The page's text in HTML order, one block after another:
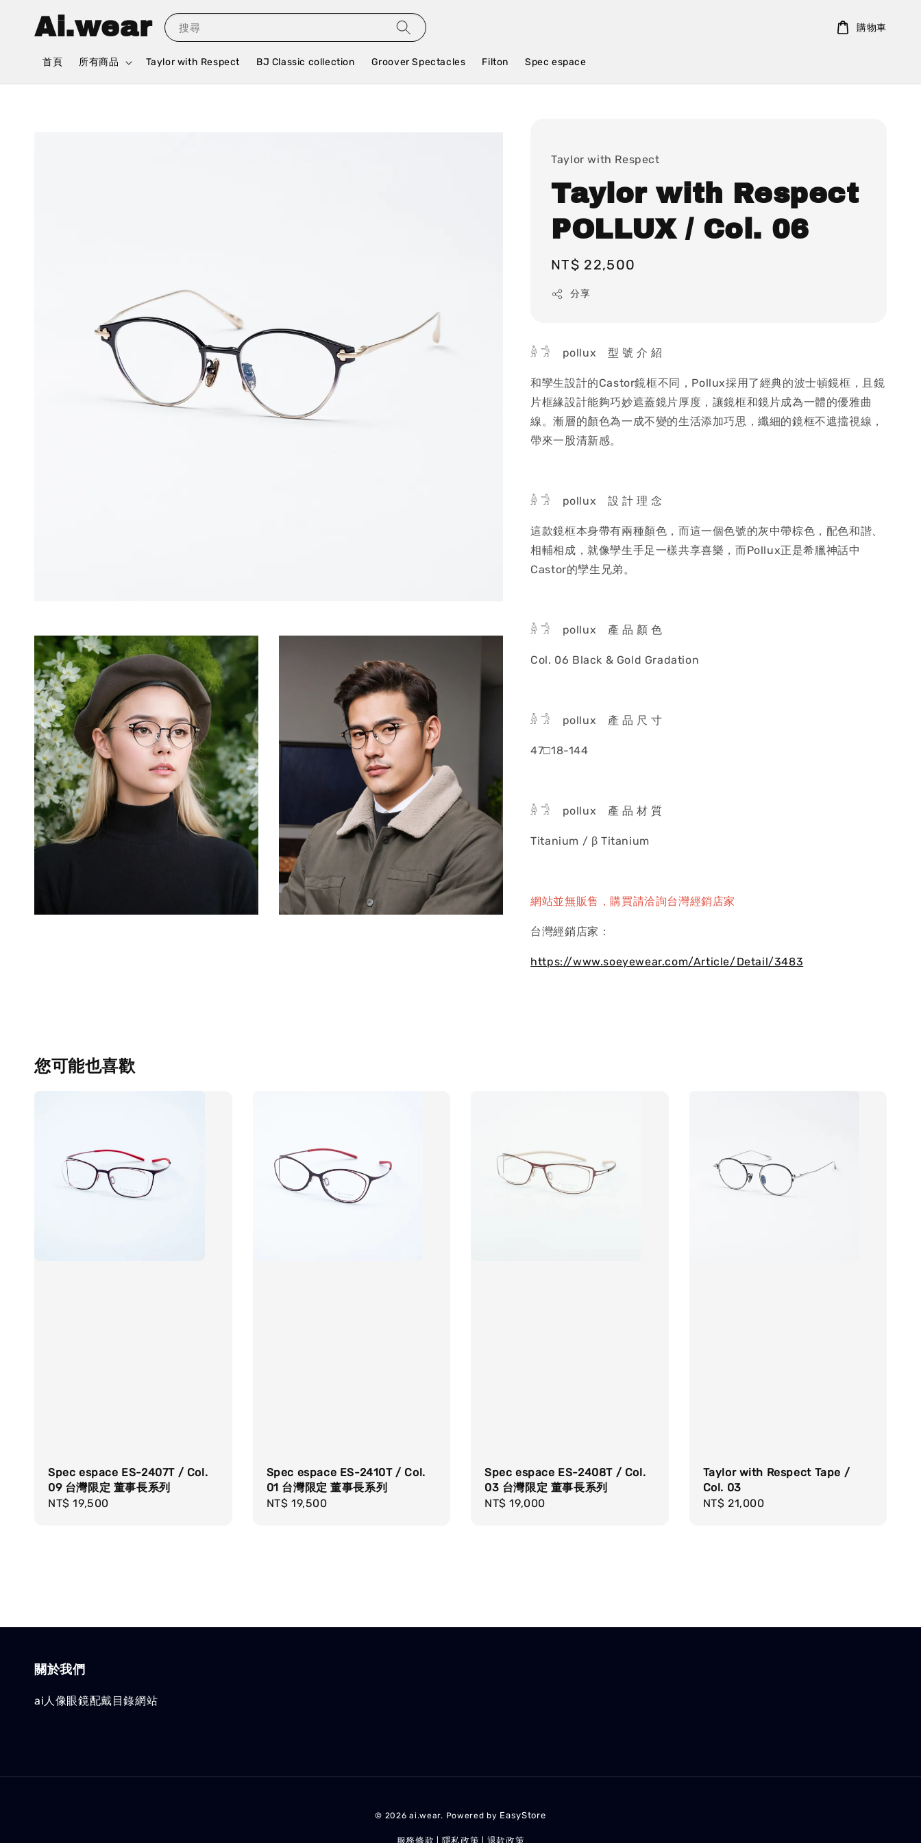
Ai.wear 搜尋
首頁 所有商品 Taylor with Respect BJ Classic collection Groover Spectacles Filton Spec espace
購物車
Taylor with Respect
Taylor with Respect
POLLUX / Col. 06
Regular
price
NT$ 22,500
分享
𓁆 𓀞 pollux 型 號 介 紹
和孿生設計的Castor鏡框不同，Pollux採用了經典的波士頓鏡框，且鏡
片框緣設計能夠巧妙遮蓋鏡片厚度，讓鏡框和鏡片成為一體的優雅曲
線。漸層的顏色為一成不變的生活添加巧思，纖細的鏡框不遮擋視線，
帶來一股清新感。
𓁆 𓀞 pollux 設 計 理 念
這款鏡框本身帶有兩種顏色，而這一個色號的灰中帶棕色，配色和諧、
相輔相成，就像孿生手足一樣共享喜樂，而Pollux正是希臘神話中
Castor的孿生兄弟。
𓁆 𓀞 pollux 產 品 顏 色
Col. 06 Black & Gold Gradation
𓁆 𓀞 pollux 產 品 尺 寸
47□18-144
𓁆 𓀞 pollux 產 品 材 質
Titanium / β Titanium
網站並無販售，購買請洽詢台灣經銷店家
台灣經銷店家：
https://www.soeyewear.com/Article/Detail/3483
您可能也喜歡
Spec espace ES-2407T / Col.
09 台灣限定 董事長系列
Regular
NT$ 19,500
Spec espace ES-2410T / Col.
01 台灣限定 董事長系列
Regular
NT$ 19,500
Spec espace ES-2408T / Col.
03 台灣限定 董事長系列
Regular
NT$ 19,000
Taylor with Respect Tape /
Col. 03
Regular
NT$ 21,000
關於我們
ai人像眼鏡配戴目錄網站
© 2026 ai.wear. Powered by EasyStore
服務條款 隱私政策 退款政策